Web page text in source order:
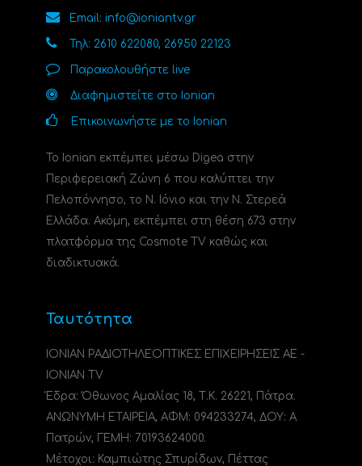
Email: info@ioniantv.gr
Τηλ: 2610 622080, 26950 22123
Παρακολουθήστε live
Διαφημιστείτε στο Ionian
Επικοινωνήστε με το Ionian
Το Ionian εκπέμπει μέσω Digea στην
Περιφερειακή Ζώνη 6 που καλύπτει την
Πελοπόννησο, το N. Ιόνιο και την Ν. Στερεά
Ελλάδα. Ακόμη, εκπέμπει στη θέση 673 στην
πλατφόρμα της Cosmote TV καθώς και
διαδικτυακά.
Ταυτότητα
ΙΟΝΙΑΝ ΡΑΔΙΟΤΗΛΕΟΠΤΙΚΕΣ ΕΠΙΧΕΙΡΗΣΕΙΣ ΑΕ -
IONIAN TV
Έδρα: Όθωνος Αμαλίας 18, Τ.Κ. 26221, Πάτρα.
ΑΝΩΝΥΜΗ ΕΤΑΙΡΕΙΑ, ΑΦΜ: 094233274, ΔΟΥ: A
Πατρών, ΓΕΜΗ: 70193624000.
Μέτοχοι: Καμπιώτης Σπυρίδων, Πέττας